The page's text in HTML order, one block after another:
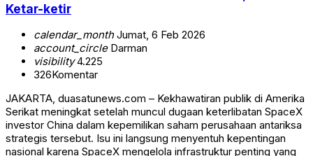
Ketar-ketir
calendar_monthJumat, 6 Feb 2026
account_circleDarman
visibility4.225
326Komentar
JAKARTA, duasatunews.com – Kekhawatiran publik di Amerika
Serikat meningkat setelah muncul dugaan keterlibatan SpaceX
investor China dalam kepemilikan saham perusahaan antariksa
strategis tersebut. Isu ini langsung menyentuh kepentingan
nasional karena SpaceX mengelola infrastruktur penting yang